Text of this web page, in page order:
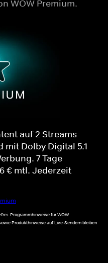
WOW Premium.
auf 2 Streams
mit Dolby Digital 5.1
7 Tage
€ mtl. Jederzeit
Programmhinweise für WOW
Produkthinweise auf Live-Sendern bleiben